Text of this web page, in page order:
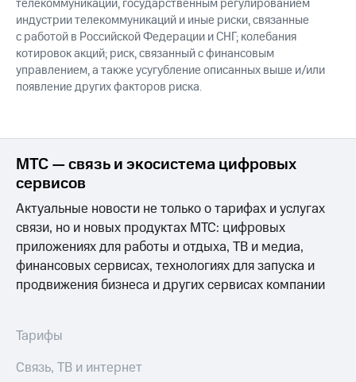
телекоммуникаций, государственным регулированием
индустрии телекоммуникаций и иные риски, связанные
с работой в Российской Федерации и СНГ; колебания
котировок акций; риск, связанный с финансовым
управлением, а также усугубление описанных выше и/или
появление других факторов риска.
МТС — связь и экосистема цифровых
сервисов
Актуальные новости не только о тарифах и услугах
связи, но и новых продуктах МТС: цифровых
приложениях для работы и отдыха, ТВ и медиа,
финансовых сервисах, технологиях для запуска и
продвижения бизнеса и других сервисах компании
Тарифы
Связь, ТВ и интернет